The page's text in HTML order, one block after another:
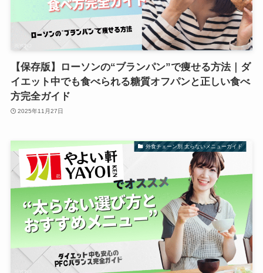
【保存版】ローソンの“ブランパン”で痩せる方法｜ダ
イエット中でも食べられる糖質オフパンと正しい食べ
方完全ガイド
2025年11月27日
外食チェーン別 太らないメニューガイド